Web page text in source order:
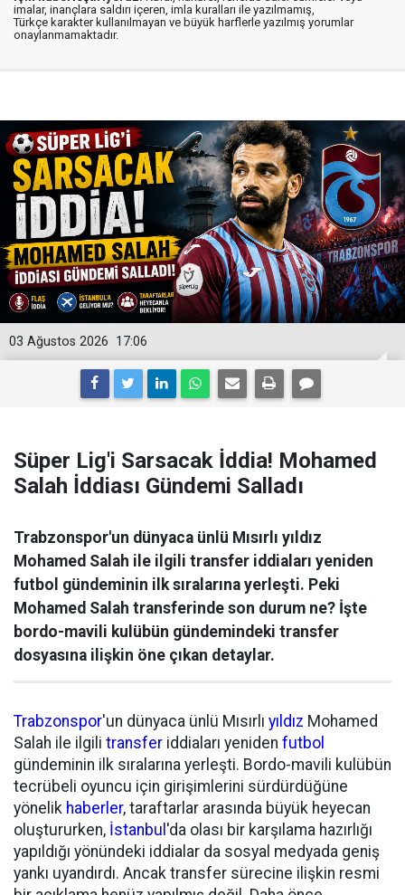
imalar, inançlara saldırı içeren, imla kuralları ile yazılmamış,
Türkçe karakter kullanılmayan ve büyük harflerle yazılmış yorumlar
onaylanmamaktadır.
17:06
03 Ağustos 2026
Süper Lig'i Sarsacak İddia! Mohamed
Salah İddiası Gündemi Salladı
Trabzonspor'un dünyaca ünlü Mısırlı yıldız
Mohamed Salah ile ilgili transfer iddiaları yeniden
futbol gündeminin ilk sıralarına yerleşti. Peki
Mohamed Salah transferinde son durum ne? İşte
bordo-mavili kulübün gündemindeki transfer
dosyasına ilişkin öne çıkan detaylar.
Trabzonspor'un dünyaca ünlü Mısırlı yıldız Mohamed
Salah ile ilgili transfer iddiaları yeniden futbol
gündeminin ilk sıralarına yerleşti. Bordo-mavili kulübün
tecrübeli oyuncu için girişimlerini sürdürdüğüne
yönelik haberler, taraftarlar arasında büyük heyecan
oluştururken, İstanbul 'da olası bir karşılama hazırlığı
yapıldığı yönündeki iddialar da sosyal medyada geniş
yankı uyandırdı. Ancak transfer sürecine ilişkin resmi